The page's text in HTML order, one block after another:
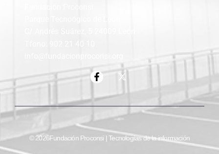
© 2026Fundación Proconsi | Tecnologías de la información